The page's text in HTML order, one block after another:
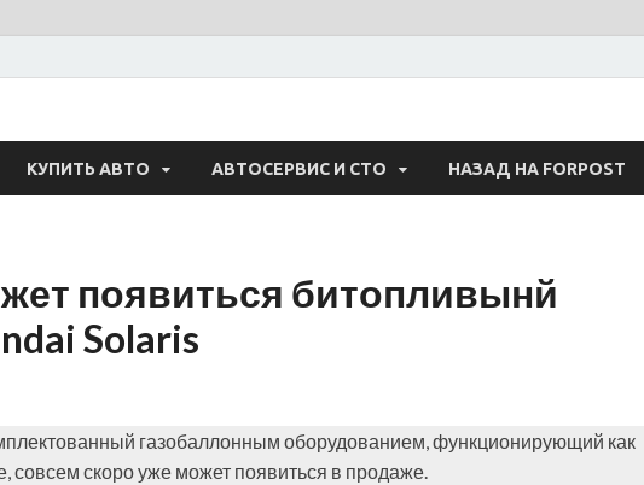
— Авто
КУПИТЬ АВТО АВТОСЕРВИС И СТО НАЗАД НА FORPOST
появиться битопливынй
Solaris
газобаллонным оборудованием, функционирующий как
совсем скоро уже может появиться в продаже.